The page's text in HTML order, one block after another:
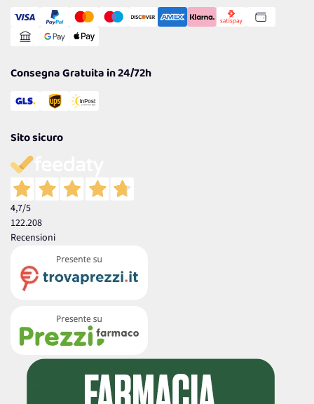
Gestisci Cookie
Reso Facile e Veloce
Consegna Gratuita in 24/72h
Sito sicuro
4,7/5
122.208
Recensioni